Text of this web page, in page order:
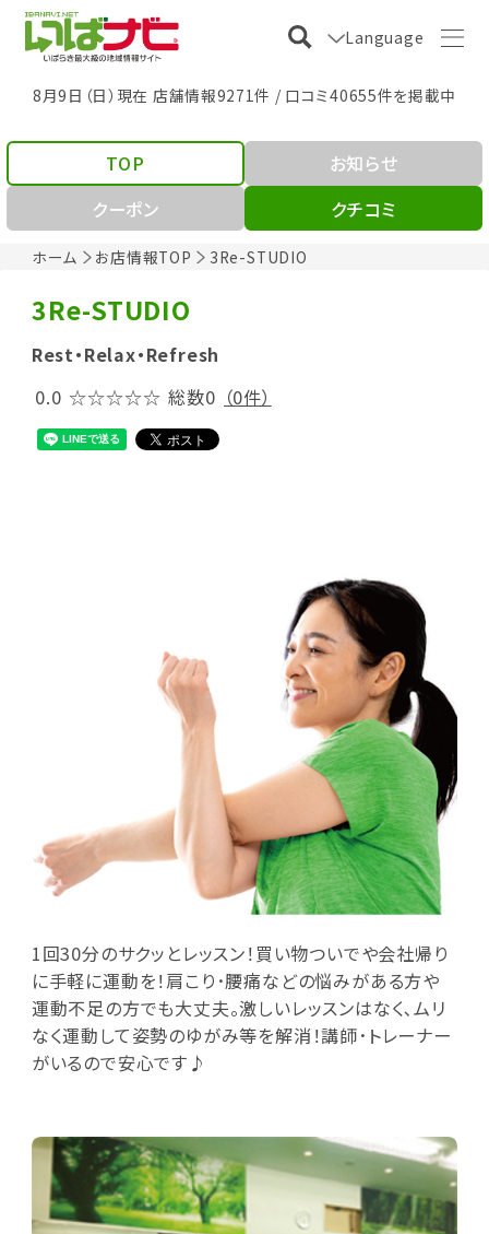
Language
8月9日（日）現在 店舗情報9271件 / 口コミ40655件を掲載中
ホーム お店情報TOP 3Re-STUDIO
TOP
お知らせ
クーポン
クチコミ
3Re-STUDIO
Rest・Relax・Refresh
0.0 ☆☆☆☆☆ 総数0 （0件）
1回30分のサクッとレッスン！買い物ついでや会社帰り
に手軽に運動を！肩こり･腰痛などの悩みがある方や
運動不足の方でも大丈夫。激しいレッスンはなく､ムリ
なく運動して姿勢のゆがみ等を解消！講師･トレーナー
がいるので安心です♪